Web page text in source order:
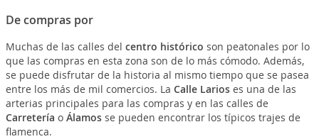
De compras por
Muchas de las calles del centro histórico son peatonales por lo
que las compras en esta zona son de lo más cómodo. Además,
se puede disfrutar de la historia al mismo tiempo que se pasea
entre los más de mil comercios. La Calle Larioses una de las
arterias principales para las compras y en las calles de
Carretería o Álamosse pueden encontrar los típicos trajes de
flamenca.